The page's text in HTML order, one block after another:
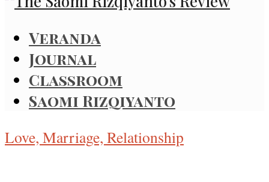
Veranda
Journal
Classroom
Saomi Rizqiyanto
Love, Marriage, Relationship